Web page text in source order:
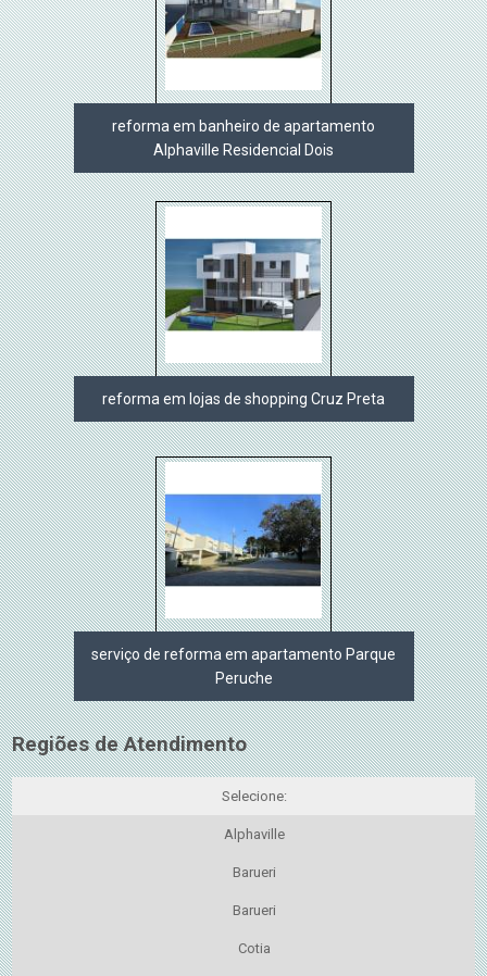
reforma em banheiro de apartamento
Alphaville Residencial Dois
reforma em lojas de shopping Cruz Preta
serviço de reforma em apartamento Parque
Peruche
Regiões de Atendimento
Selecione:
Alphaville
Barueri
Barueri
Cotia